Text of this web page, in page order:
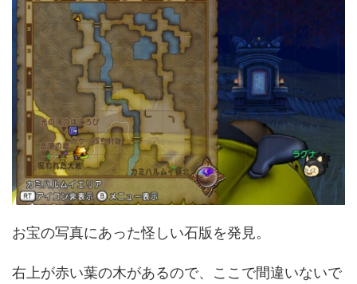
お宝の写真にあった怪しい石版を発見。
右上が赤い葉の木があるので、ここで間違いないで